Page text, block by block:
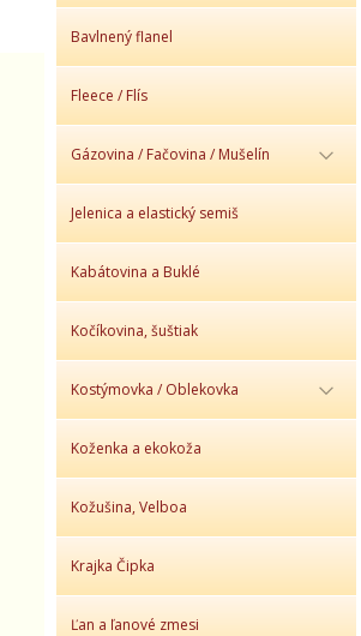
Bavlnený flanel
Fleece / Flís
Gázovina / Fačovina / Mušelín
Jelenica a elastický semiš
Kabátovina a Buklé
Kočíkovina, šuštiak
Kostýmovka / Oblekovka
Koženka a ekokoža
Kožušina, Velboa
Krajka Čipka
Ľan a ľanové zmesi